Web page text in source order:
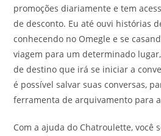
promoções diariamente e tem
de desconto. Eu até ouvi histórias
conhecendo no Omegle e se
viagem para um determinado
de destino que irá se iniciar a
é possível salvar suas conversas,
ferramenta de arquivamento para
Com a ajuda do Chatroulette, você